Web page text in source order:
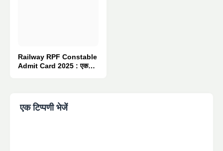
Railway RPF Constable
Admit Card 2025 : एक
एक टिप्पणी भेजें